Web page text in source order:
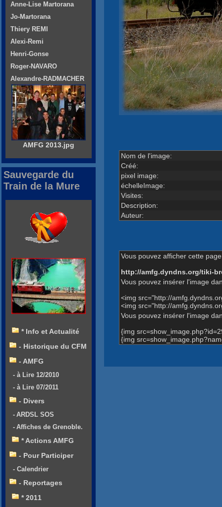
Nom de l'image:
Créé:
pixel image:
échelleImage:
Visites:
Description:
Auteur:
Vous pouvez afficher cette
http://amfg.dyndns.org/tiki-
Vous pouvez insérer l'image
<img src="http://
<img src="http://
Vous pouvez insérer l'image
{img
{img
Anne-Lise Martorana
Jo-Martorana
Thiery REMI
Alexi-Remi
Henri-Gonse
Roger-NAVARO
Alexandre-RADMACHER
AMFG 2013.jpg
Sauvegarde du
Train de la Mure
* Info et Actualité
- Historique du CFM
- AMFG
- à Lire 12/2010
- à Lire 07/2011
- Divers
- ARDSL SOS
- Affiches de Grenoble.
* Actions AMFG
- Pour Participer
- Calendrier
- Reportages
* 2011